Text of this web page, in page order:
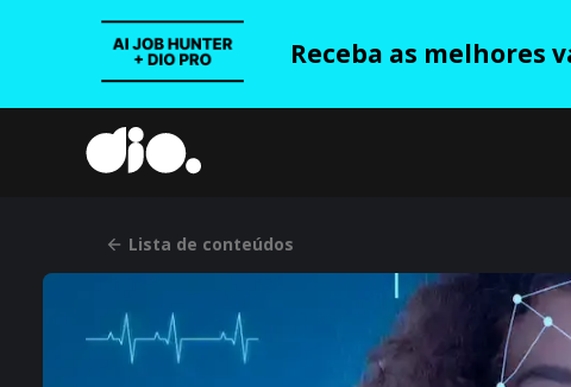
Receba as melhores
Lista de conteúdos